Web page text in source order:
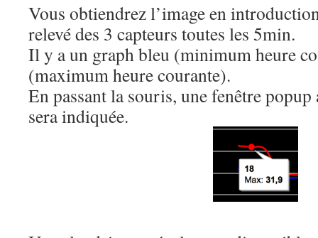
Vous obtiendrez l’image en
relevé des 3 capteurs toutes les 5min.
Il y a un graph bleu (minimum heure
(maximum heure courante).
En passant la souris, une fenêtre
sera indiquée.